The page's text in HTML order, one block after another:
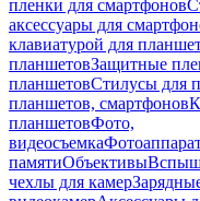
пленки для смартфонов
аксессуары для
клавиатурой для
планшетовЗащитные
планшетовСтилусы для
планшетов, смартфонов
планшетовФото,
видеосъемка
памятиОбъективы
чехлы для камер